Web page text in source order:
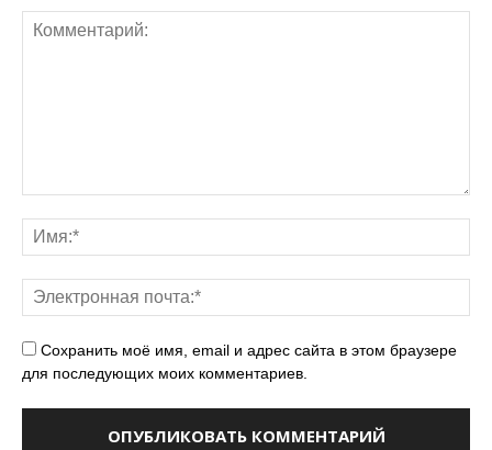
Сохранить моё имя, email и адрес сайта в этом браузере
для последующих моих комментариев.